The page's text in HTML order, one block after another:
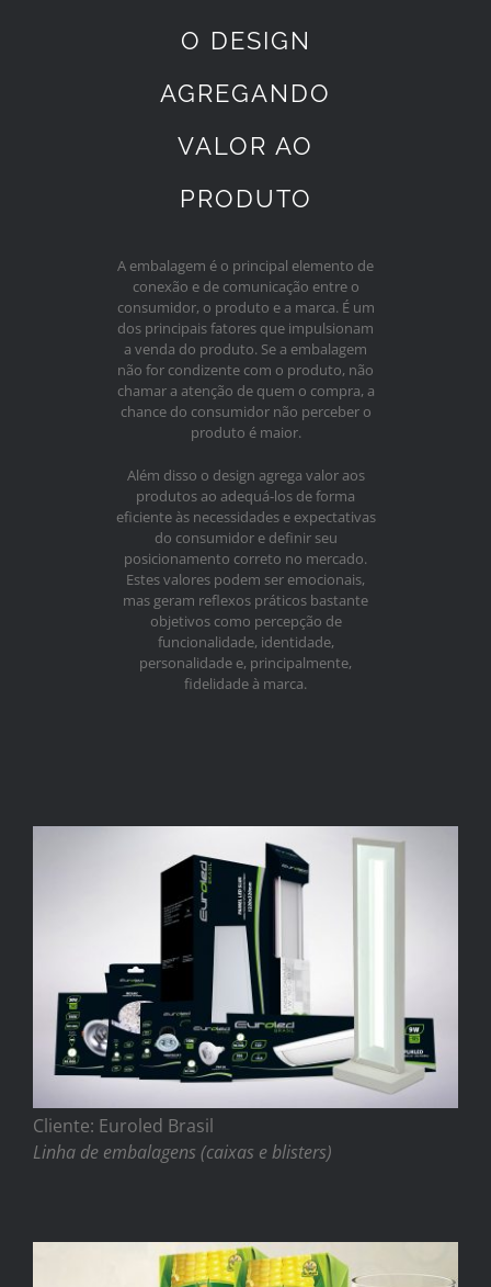
O DESIGN
AGREGANDO
VALOR AO
PRODUTO
A embalagem é o principal elemento de
conexão e de comunicação entre o
consumidor, o produto e a marca. É um
dos principais fatores que impulsionam
a venda do produto. Se a embalagem
não for condizente com o produto, não
chamar a atenção de quem o compra, a
chance do consumidor não perceber o
produto é maior.
Além disso o design agrega valor aos
produtos ao adequá-los de forma
eficiente às necessidades e expectativas
do consumidor e definir seu
posicionamento correto no mercado.
Estes valores podem ser emocionais,
mas geram reflexos práticos bastante
objetivos como percepção de
funcionalidade, identidade,
personalidade e, principalmente,
fidelidade à marca.
Cliente: Euroled Brasil
Linha de embalagens (caixas e blisters)